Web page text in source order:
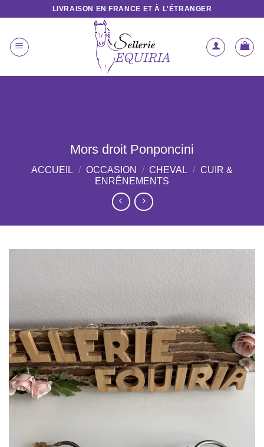
contenu
LIVRAISON EN FRANCE ET À L'ÉTRANGER
Mors droit Ponponcini
ACCUEIL / OCCASION / CHEVAL / CUIR &
ENRÊNEMENTS
à la liste
souhaits